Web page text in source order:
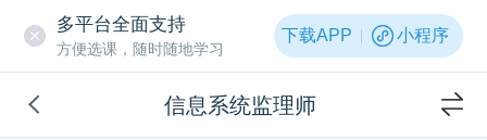
多平台全面支持
方便选课，随时随地学习
下载APP 小程序
信息系统监理师